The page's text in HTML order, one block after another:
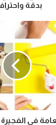
بدقة
في